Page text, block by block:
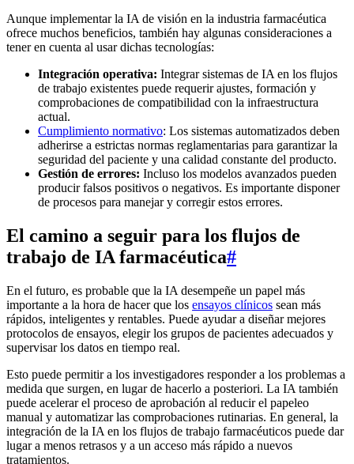
Aunque implementar la IA de visión en la industria farmacéutica
ofrece muchos beneficios, también hay algunas consideraciones a
tener en cuenta al usar dichas tecnologías:
Integración operativa: Integrar sistemas de IA en los flujos
de trabajo existentes puede requerir ajustes, formación y
comprobaciones de compatibilidad con la infraestructura
actual.
Cumplimiento normativo: Los sistemas automatizados deben
adherirse a estrictas normas reglamentarias para garantizar la
seguridad del paciente y una calidad constante del producto.
Gestión de errores: Incluso los modelos avanzados pueden
producir falsos positivos o negativos. Es importante disponer
de procesos para manejar y corregir estos errores.
El camino a seguir para los flujos de
trabajo de IA farmacéutica#
En el futuro, es probable que la IA desempeñe un papel más
importante a la hora de hacer que los ensayos clínicos sean más
rápidos, inteligentes y rentables. Puede ayudar a diseñar mejores
protocolos de ensayos, elegir los grupos de pacientes adecuados y
supervisar los datos en tiempo real.
Esto puede permitir a los investigadores responder a los problemas a
medida que surgen, en lugar de hacerlo a posteriori. La IA también
puede acelerar el proceso de aprobación al reducir el papeleo
manual y automatizar las comprobaciones rutinarias. En general, la
integración de la IA en los flujos de trabajo farmacéuticos puede dar
lugar a menos retrasos y a un acceso más rápido a nuevos
tratamientos.